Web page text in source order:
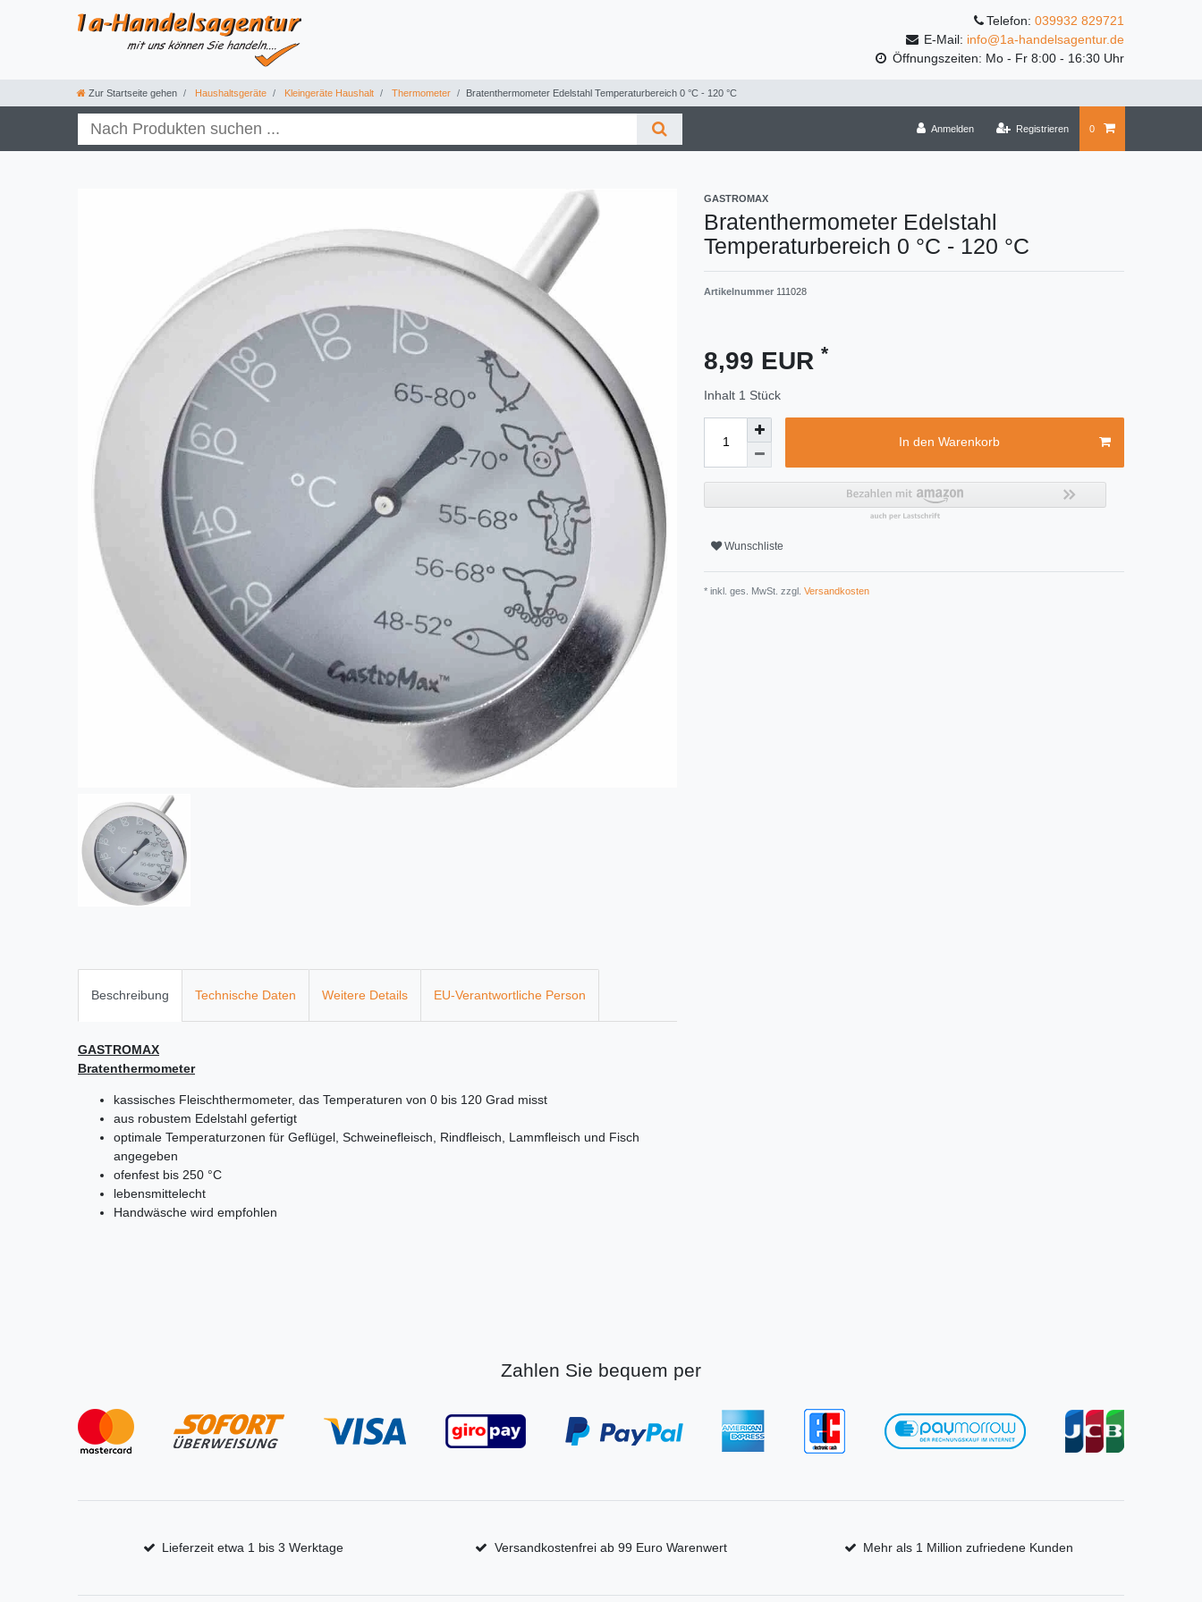
Telefon: 039932 829721
E-Mail: info@1a-handelsagentur.de
Öffnungszeiten: Mo - Fr 8:00 - 16:30 Uhr
Zur Startseite gehen Haushaltsgeräte Kleingeräte Haushalt Thermometer Bratenthermometer Edelstahl Temperaturbereich 0 °C - 120 °C
Anmelden Registrieren 0
GASTROMAX
Bratenthermometer Edelstahl
Temperaturbereich 0 °C - 120 °C
Artikelnummer 111028
8,99 EUR *
Inhalt 1 Stück
In den Warenkorb
Wunschliste
* inkl. ges. MwSt. zzgl. Versandkosten
Beschreibung Technische Daten Weitere Details EU-Verantwortliche Person
GASTROMAX
Bratenthermometer
kassisches Fleischthermometer, das Temperaturen von 0 bis 120 Grad misst
aus robustem Edelstahl gefertigt
optimale Temperaturzonen für Geflügel, Schweinefleisch, Rindfleisch, Lammfleisch und Fisch
angegeben
ofenfest bis 250 °C
lebensmittelecht
Handwäsche wird empfohlen
Zahlen Sie bequem per
Lieferzeit etwa 1 bis 3 Werktage Versandkostenfrei ab 99 Euro Warenwert Mehr als 1 Million zufriedene Kunden